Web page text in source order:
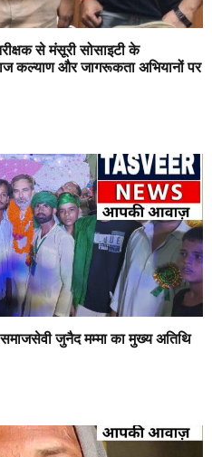
से मंसूरी सोसाइटी के
कल्याण और जागरूकता अभियानों पर
समाजसेवी जुनैद मम्मा का मुख्य अतिथि